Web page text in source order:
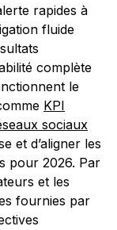
rapides à
fluide
complète
le
KPI
sociaux
et d’aligner les
pour 2026. Par
et les
fournies par